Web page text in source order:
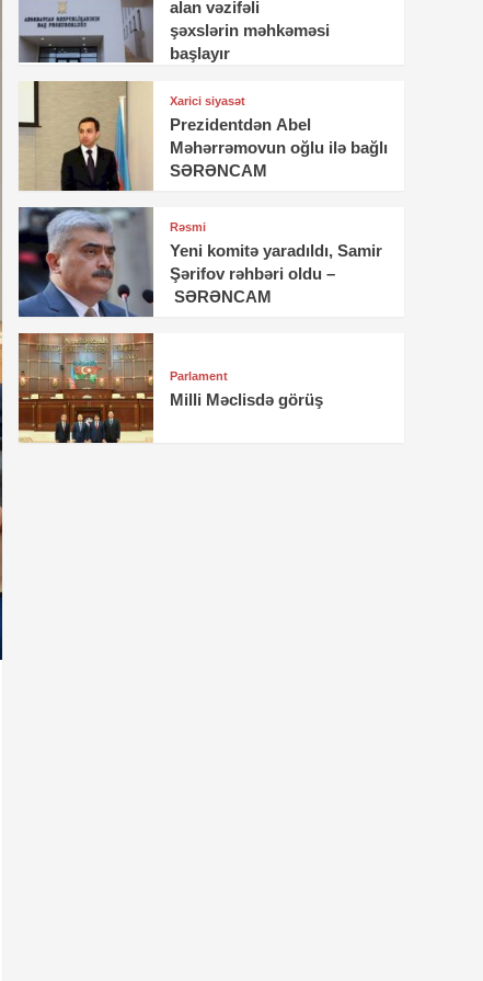
alan vəzifəli
şəxslərin məhkəməsi
başlayır
Xarici siyasət
Prezidentdən Abel
Məhərrəmovun oğlu ilə bağlı
SƏRƏNCAM
Rəsmi
Yeni komitə yaradıldı, Samir
Şərifov rəhbəri oldu –
SƏRƏNCAM
Parlament
Milli Məclisdə görüş